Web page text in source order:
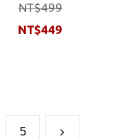
NT$499
NT$449
5